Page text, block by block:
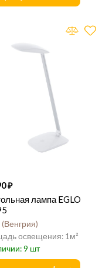
лампа EGLO
Венгрия
1
9